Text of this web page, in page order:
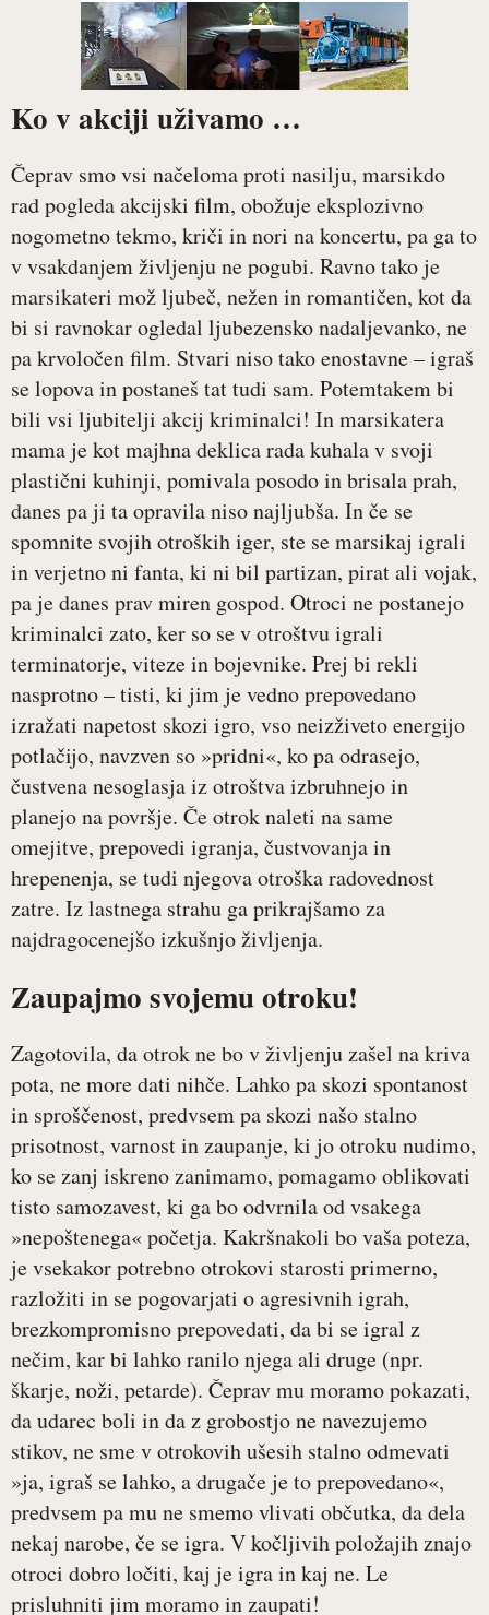
Ko v akciji uživamo …
Čeprav smo vsi načeloma proti nasilju, marsikdo
rad pogleda akcijski film, obožuje eksplozivno
nogometno tekmo, kriči in nori na koncertu, pa ga to
v vsakdanjem življenju ne pogubi. Ravno tako je
marsikateri mož ljubeč, nežen in romantičen, kot da
bi si ravnokar ogledal ljubezensko nadaljevanko, ne
pa krvoločen film. Stvari niso tako enostavne – igraš
se lopova in postaneš tat tudi sam. Potemtakem bi
bili vsi ljubitelji akcij kriminalci! In marsikatera
mama je kot majhna deklica rada kuhala v svoji
plastični kuhinji, pomivala posodo in brisala prah,
danes pa ji ta opravila niso najljubša. In če se
spomnite svojih otroških iger, ste se marsikaj igrali
in verjetno ni fanta, ki ni bil partizan, pirat ali vojak,
pa je danes prav miren gospod. Otroci ne postanejo
kriminalci zato, ker so se v otroštvu igrali
terminatorje, viteze in bojevnike. Prej bi rekli
nasprotno – tisti, ki jim je vedno prepovedano
izražati napetost skozi igro, vso neizživeto energijo
potlačijo, navzven so »pridni«, ko pa odrasejo,
čustvena nesoglasja iz otroštva izbruhnejo in
planejo na površje. Če otrok naleti na same
omejitve, prepovedi igranja, čustvovanja in
hrepenenja, se tudi njegova otroška radovednost
zatre. Iz lastnega strahu ga prikrajšamo za
najdragocenejšo izkušnjo življenja.
Zaupajmo svojemu otroku!
Zagotovila, da otrok ne bo v življenju zašel na kriva
pota, ne more dati nihče. Lahko pa skozi spontanost
in sproščenost, predvsem pa skozi našo stalno
prisotnost, varnost in zaupanje, ki jo otroku nudimo,
ko se zanj iskreno zanimamo, pomagamo oblikovati
tisto samozavest, ki ga bo odvrnila od vsakega
»nepoštenega« početja. Kakršnakoli bo vaša poteza,
je vsekakor potrebno otrokovi starosti primerno,
razložiti in se pogovarjati o agresivnih igrah,
brezkompromisno prepovedati, da bi se igral z
nečim, kar bi lahko ranilo njega ali druge (npr.
škarje, noži, petarde). Čeprav mu moramo pokazati,
da udarec boli in da z grobostjo ne navezujemo
stikov, ne sme v otrokovih ušesih stalno odmevati
»ja, igraš se lahko, a drugače je to prepovedano«,
predvsem pa mu ne smemo vlivati občutka, da dela
nekaj narobe, če se igra. V kočljivih položajih znajo
otroci dobro ločiti, kaj je igra in kaj ne. Le
prisluhniti jim moramo in zaupati!